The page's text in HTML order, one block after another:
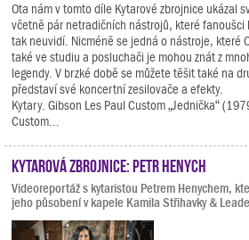
Ota nám v tomto díle Kytarové zbrojnice ukázal
včetně pár netradičních nástrojů, které fanoušci
tak neuvidí. Nicméně se jedná o nástroje, které
také ve studiu a posluchači je mohou znát z
legendy. V brzké době se můžete těšit také na
představí své koncertní zesilovače a efekty.
Kytary. Gibson Les Paul Custom „Jednička“
Custom...
Kytarová zbrojnice: Petr Henych
Videoreportáž s kytaristou Petrem Henychem,
jeho působení v kapele Kamila Střihavky &